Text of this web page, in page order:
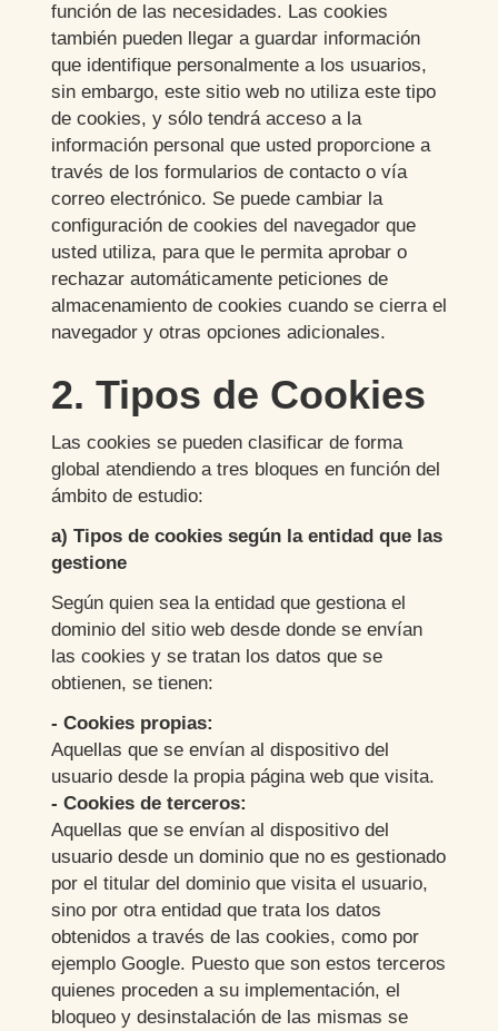
función de las necesidades. Las cookies
también pueden llegar a guardar información
que identifique personalmente a los usuarios,
sin embargo, este sitio web no utiliza este tipo
de cookies, y sólo tendrá acceso a la
información personal que usted proporcione a
través de los formularios de contacto o vía
correo electrónico. Se puede cambiar la
configuración de cookies del navegador que
usted utiliza, para que le permita aprobar o
rechazar automáticamente peticiones de
almacenamiento de cookies cuando se cierra el
navegador y otras opciones adicionales.
2. Tipos de Cookies
Las cookies se pueden clasificar de forma
global atendiendo a tres bloques en función del
ámbito de estudio:
a) Tipos de cookies según la entidad que las
gestione
Según quien sea la entidad que gestiona el
dominio del sitio web desde donde se envían
las cookies y se tratan los datos que se
obtienen, se tienen:
- Cookies propias:
Aquellas que se envían al dispositivo del
usuario desde la propia página web que visita.
- Cookies de terceros:
Aquellas que se envían al dispositivo del
usuario desde un dominio que no es gestionado
por el titular del dominio que visita el usuario,
sino por otra entidad que trata los datos
obtenidos a través de las cookies, como por
ejemplo Google. Puesto que son estos terceros
quienes proceden a su implementación, el
bloqueo y desinstalación de las mismas se